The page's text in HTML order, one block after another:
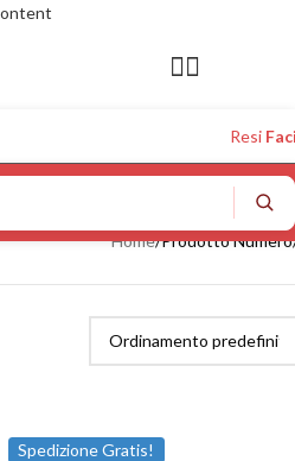
Resi
Home/Prodotto Numero
Spedizione Gratis!